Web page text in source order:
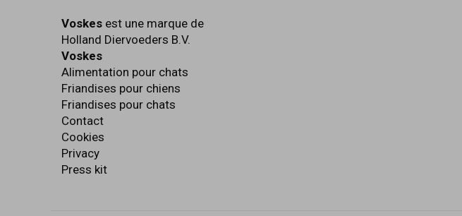
Voskes est une marque de
Holland Diervoeders B.V.
Voskes
Alimentation pour chats
Friandises pour chiens
Friandises pour chats
Contact
Cookies
Privacy
Press kit